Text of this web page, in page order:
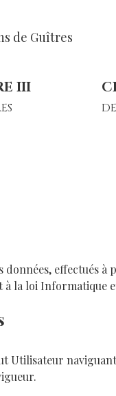
III
données, effectués à
à la loi Informatique
Utilisateur